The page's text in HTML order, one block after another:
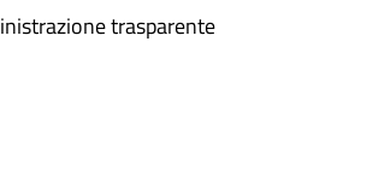
trasparente